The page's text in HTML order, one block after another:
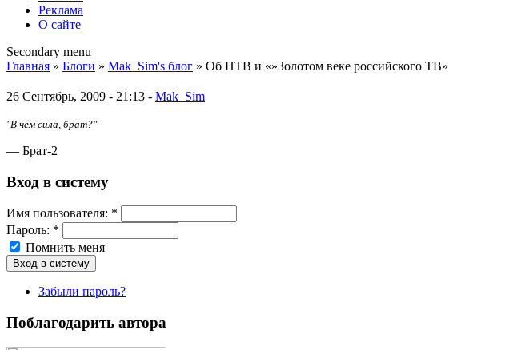
Реклама
О сайте
Secondary menu
Главная » Блоги » Mak_Sim's блог » Об НТВ и «»Золотом веке российского ТВ»
26 Сентябрь, 2009 - 21:13 - Mak_Sim
"В чём сила, брат?"
— Брат-2
Вход в систему
Имя пoльзовaтeля: *
Пароль: *
Помнить меня
Забыли пароль?
Поблагодарить автора